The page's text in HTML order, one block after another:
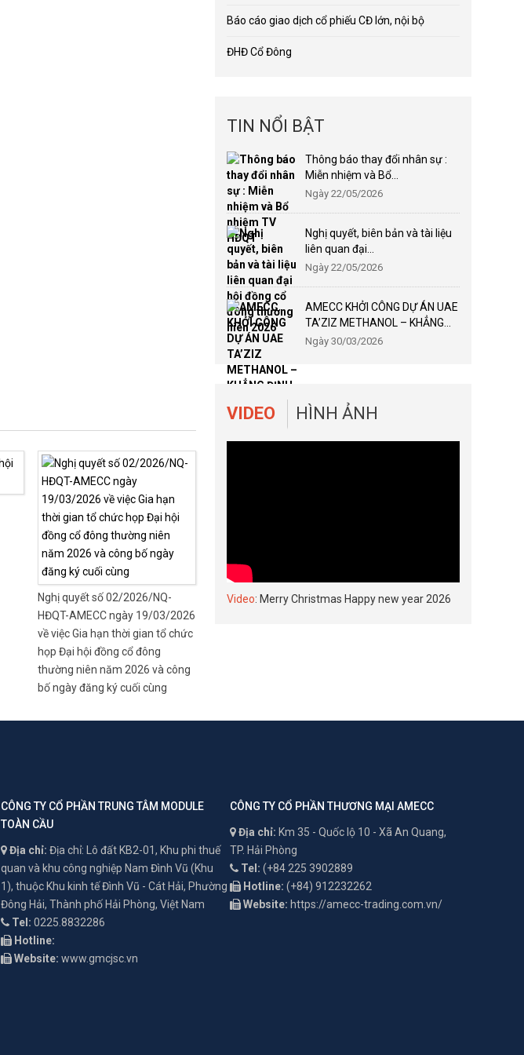
Nghị quyết số 02/2026/NQ-
HĐQT-AMECC ngày 19/03/2026
về việc Gia hạn thời gian tổ chức
họp Đại hội đồng cổ đông
thường niên năm 2026 và công
bố ngày đăng ký cuối cùng
Báo cáo giao dịch cổ phiếu CĐ lớn, nội bộ
ĐHĐ Cổ Đông
TIN NỔI BẬT
Thông báo thay đổi nhân sự :
Miễn nhiệm và Bổ...
Ngày 22/05/2026
Nghị quyết, biên bản và tài liệu
liên quan đại...
Ngày 22/05/2026
AMECC KHỞI CÔNG DỰ ÁN UAE
TA’ZIZ METHANOL – KHẲNG...
Ngày 30/03/2026
VIDEO HÌNH ẢNH
Video: Merry Christmas Happy new year 2026
CÔNG TY CỔ PHẦN TRUNG TÂM MODULE
TOÀN CẦU
Địa chỉ: Địa chỉ: Lô đất KB2-01, Khu phi thuế
quan và khu công nghiệp Nam Đình Vũ (Khu
1), thuộc Khu kinh tế Đình Vũ - Cát Hải, Phường
Đông Hải, Thành phố Hải Phòng, Việt Nam
Tel: 0225.8832286
Hotline:
Website: www.gmcjsc.vn
CÔNG TY CỔ PHẦN THƯƠNG MẠI AMECC
Địa chỉ: Km 35 - Quốc lộ 10 - Xã An Quang,
TP. Hải Phòng
Tel: (+84 225 3902889
Hotline: (+84) 912232262
Website: https://amecc-trading.com.vn/